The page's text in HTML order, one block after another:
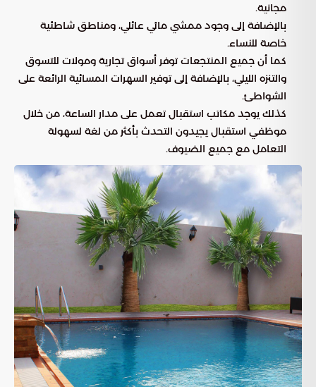
مجانية.
بالإضافة إلى وجود ممشي مائي عائلي، ومناطق شاطئية
خاصة للنساء.
كما أن جميع المنتجعات توفر أسواق تجارية ومولات للتسوق
والتنزه الليلي، بالإضافة إلى توفير السهرات المسائية الرائعة على
الشواطئ.
كذلك يوجد مكاتب استقبال تعمل على مدار الساعة، من خلال
موظفي استقبال يجيدون التحدث بأكثر من لغة لسهولة
التعامل مع جميع الضيوف.